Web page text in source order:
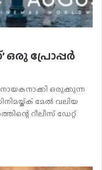
പ്രോപ്പർ
ഒരുക്കുന്ന
മേൽ വലിയ
റീലീസ് ഡേറ്റ്